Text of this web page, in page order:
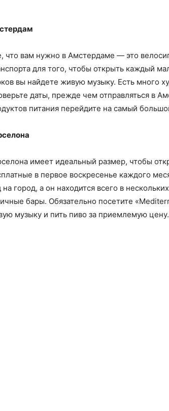
что вам нужно в Амстердаме — это
для того, чтобы открыть каждый
вы найдете живую музыку. Есть много
даты, прежде чем отправляться в
питания перейдите на самый
имеет идеальный размер, чтобы
в первое воскресенье каждого
на город, а он находится всего в
бары. Обязательно посетите
музыку и пить пиво за приемлемую цену.